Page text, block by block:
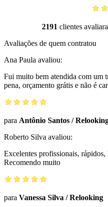
2191 clientes
Avaliações de quem contratou
Ana Paula avaliou:
Fui muito bem atendida com um
pena, orçamento grátis e não é
para Antônio Santos /
Roberto Silva avaliou:
Excelentes profissionais, rápidos,
Recomendo muito
para Vanessa Silva /Relooking